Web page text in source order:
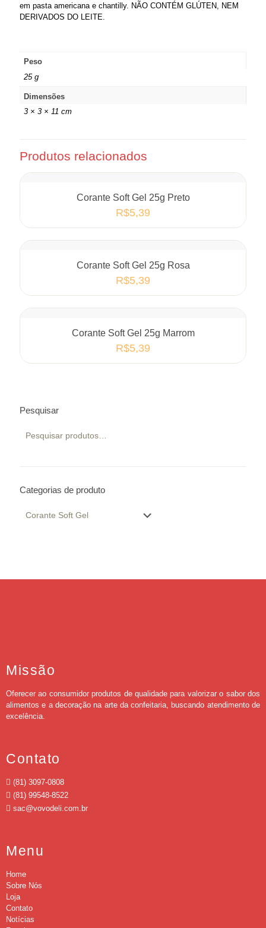
em pasta americana e chantilly. NÃO CONTÉM GLÚTEN, NEM
DERIVADOS DO LEITE.
Peso
25 g
Dimensões
3 × 3 × 11 cm
Produtos relacionados
Corante Soft Gel 25g Preto
R$5,39
Corante Soft Gel 25g Rosa
R$5,39
Corante Soft Gel 25g Marrom
R$5,39
Pesquisar
Categorias de produto
Missão
Oferecer ao consumidor produtos de qualidade para valorizar o sabor dos
alimentos e a decoração na arte da confeitaria, buscando atendimento de
excelência.
Contato
(81) 3097-0808
(81) 99548-8522
sac@vovodeli.com.br
Menu
Home
Sobre Nós
Loja
Contato
Notícias